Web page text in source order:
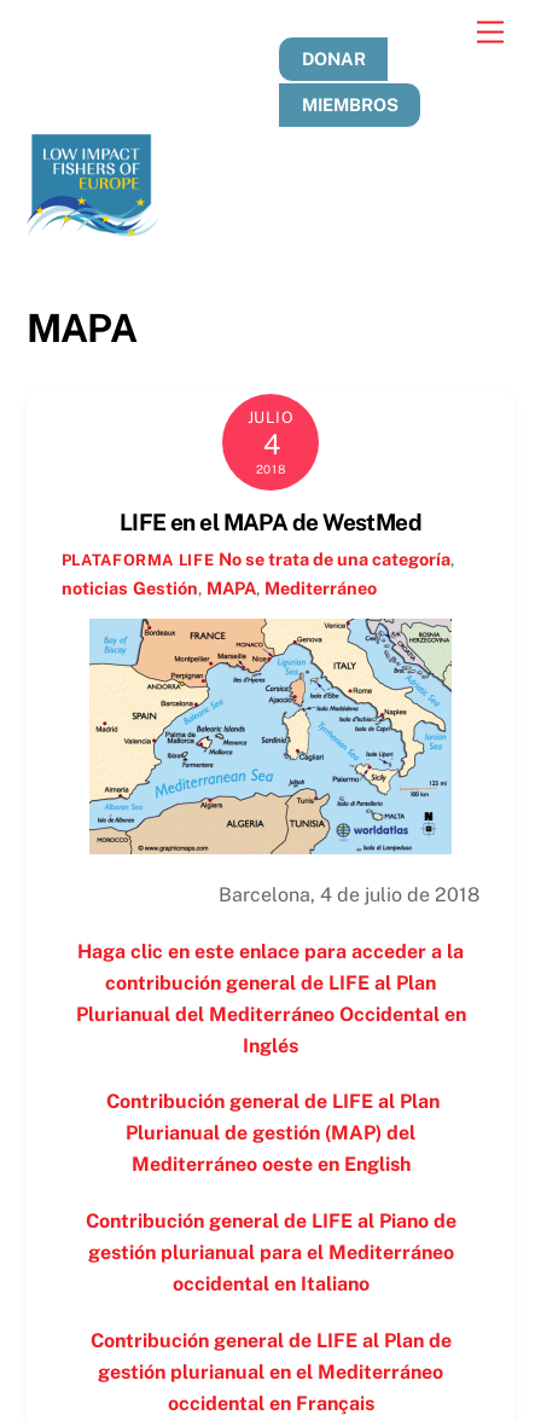
DONAR
MIEMBROS
MAPA
JULIO
4
2018
LIFE en el MAPA de WestMed
PLATAFORMA LIFE No se trata de una categoría,
noticias Gestión, MAPA, Mediterráneo
Barcelona, 4 de julio de 2018
Haga clic en este enlace para acceder a la
contribución general de LIFE al Plan
Plurianual del Mediterráneo Occidental en
Inglés
Contribución general de LIFE al Plan
Plurianual de gestión (MAP) del
Mediterráneo oeste en English
Contribución general de LIFE al Piano de
gestión plurianual para el Mediterráneo
occidental enItaliano
Contribución general de LIFE al Plan de
gestión plurianual en el Mediterráneo
occidental enFrançais